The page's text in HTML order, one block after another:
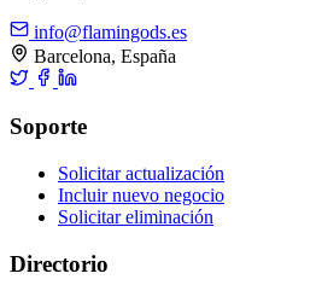
info@flamingods.es
Barcelona, España
Soporte
Solicitar actualización
Incluir nuevo negocio
Solicitar eliminación
Directorio